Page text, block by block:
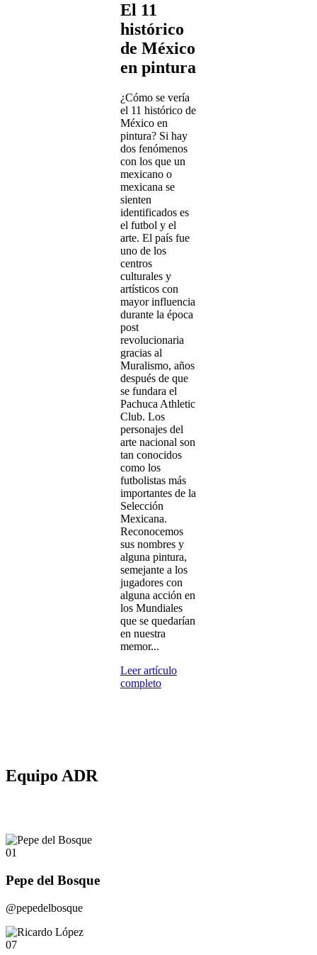
El 11
histórico
de México
en pintura
¿Cómo se vería
el 11 histórico de
México en
pintura? Si hay
dos fenómenos
con los que un
mexicano o
mexicana se
sienten
identificados es
el futbol y el
arte. El país fue
uno de los
centros
culturales y
artísticos con
mayor influencia
durante la época
post
revolucionaria
gracias al
Muralismo, años
después de que
se fundara el
Pachuca Athletic
Club. Los
personajes del
arte nacional son
tan conocidos
como los
futbolistas más
importantes de la
Selección
Mexicana.
Reconocemos
sus nombres y
alguna pintura,
semejante a los
jugadores con
alguna acción en
los Mundiales
que se quedarían
en nuestra
memor...
Leer artículo
completo
Equipo ADR
01
Pepe del Bosque
@pepedelbosque
07